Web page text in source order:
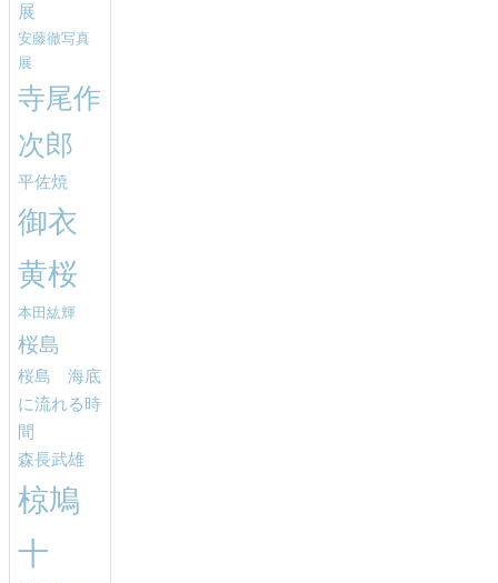
展
安藤徹写真
展
寺尾作
次郎
平佐焼
御衣
黄桜
本田紘輝
桜島
桜島 海底
に流れる時
間
森長武雄
椋鳩
十